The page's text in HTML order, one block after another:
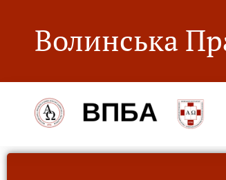
Волинська